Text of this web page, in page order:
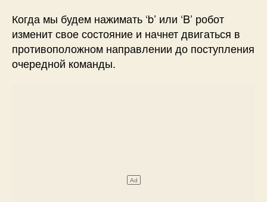
Когда мы будем нажимать ‘b’ или ‘B’ робот
изменит свое состояние и начнет двигаться в
противоположном направлении до поступления
очередной команды.